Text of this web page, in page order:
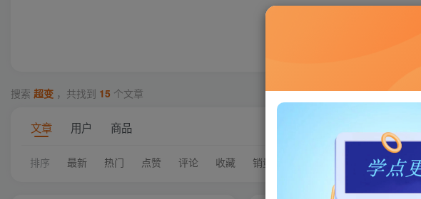
搜索 超变 ，共找到 15 个文章
文章 用户 商品
排序 最新 热门 点赞 评论 收藏 销量